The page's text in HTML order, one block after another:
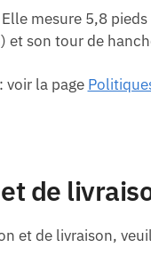
mesure 5,8
son tour de
voir la page
de
et de livraison,